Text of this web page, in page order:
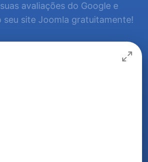
avaliações do Google e
seu site Joomla gratuitamente!